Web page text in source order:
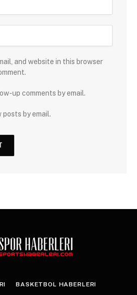
and website in this browser
up comments by email.
by email.
BASKETBOL HABERLERI